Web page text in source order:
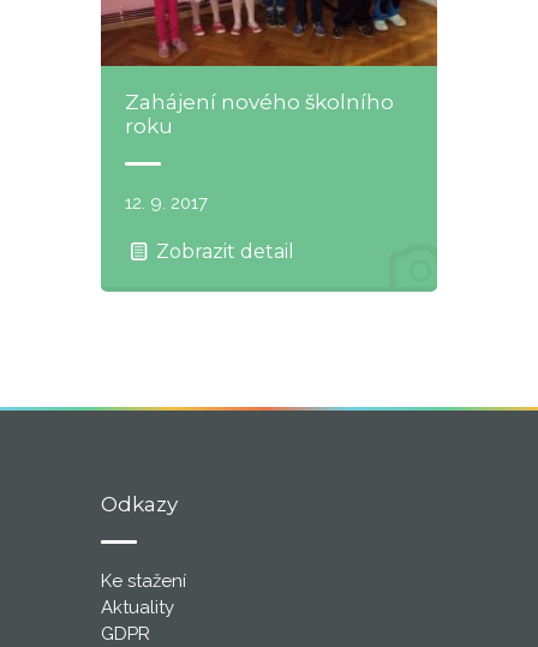
Zahájení nového školního
roku
12. 9. 2017
Zobrazit detail
Odkazy
Ke stažení
Aktuality
GDPR